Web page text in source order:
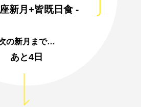
新月+皆既日食 -
の新月まで…
あと4日